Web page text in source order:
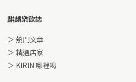
麒麟樂飲誌
＞ 熱門文章
＞ 精選店家
＞ KIRIN 哪裡喝